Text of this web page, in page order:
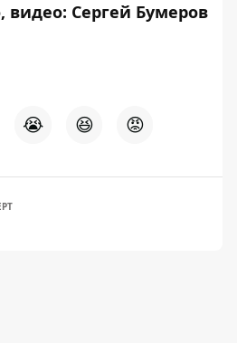
видео: Сергей Бумеров
😭 😆 😡